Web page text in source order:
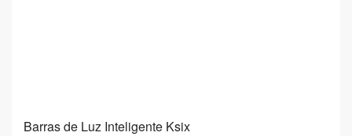
Barras de Luz Inteligente Ksix